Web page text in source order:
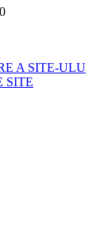
A SITE-ULU
SITE